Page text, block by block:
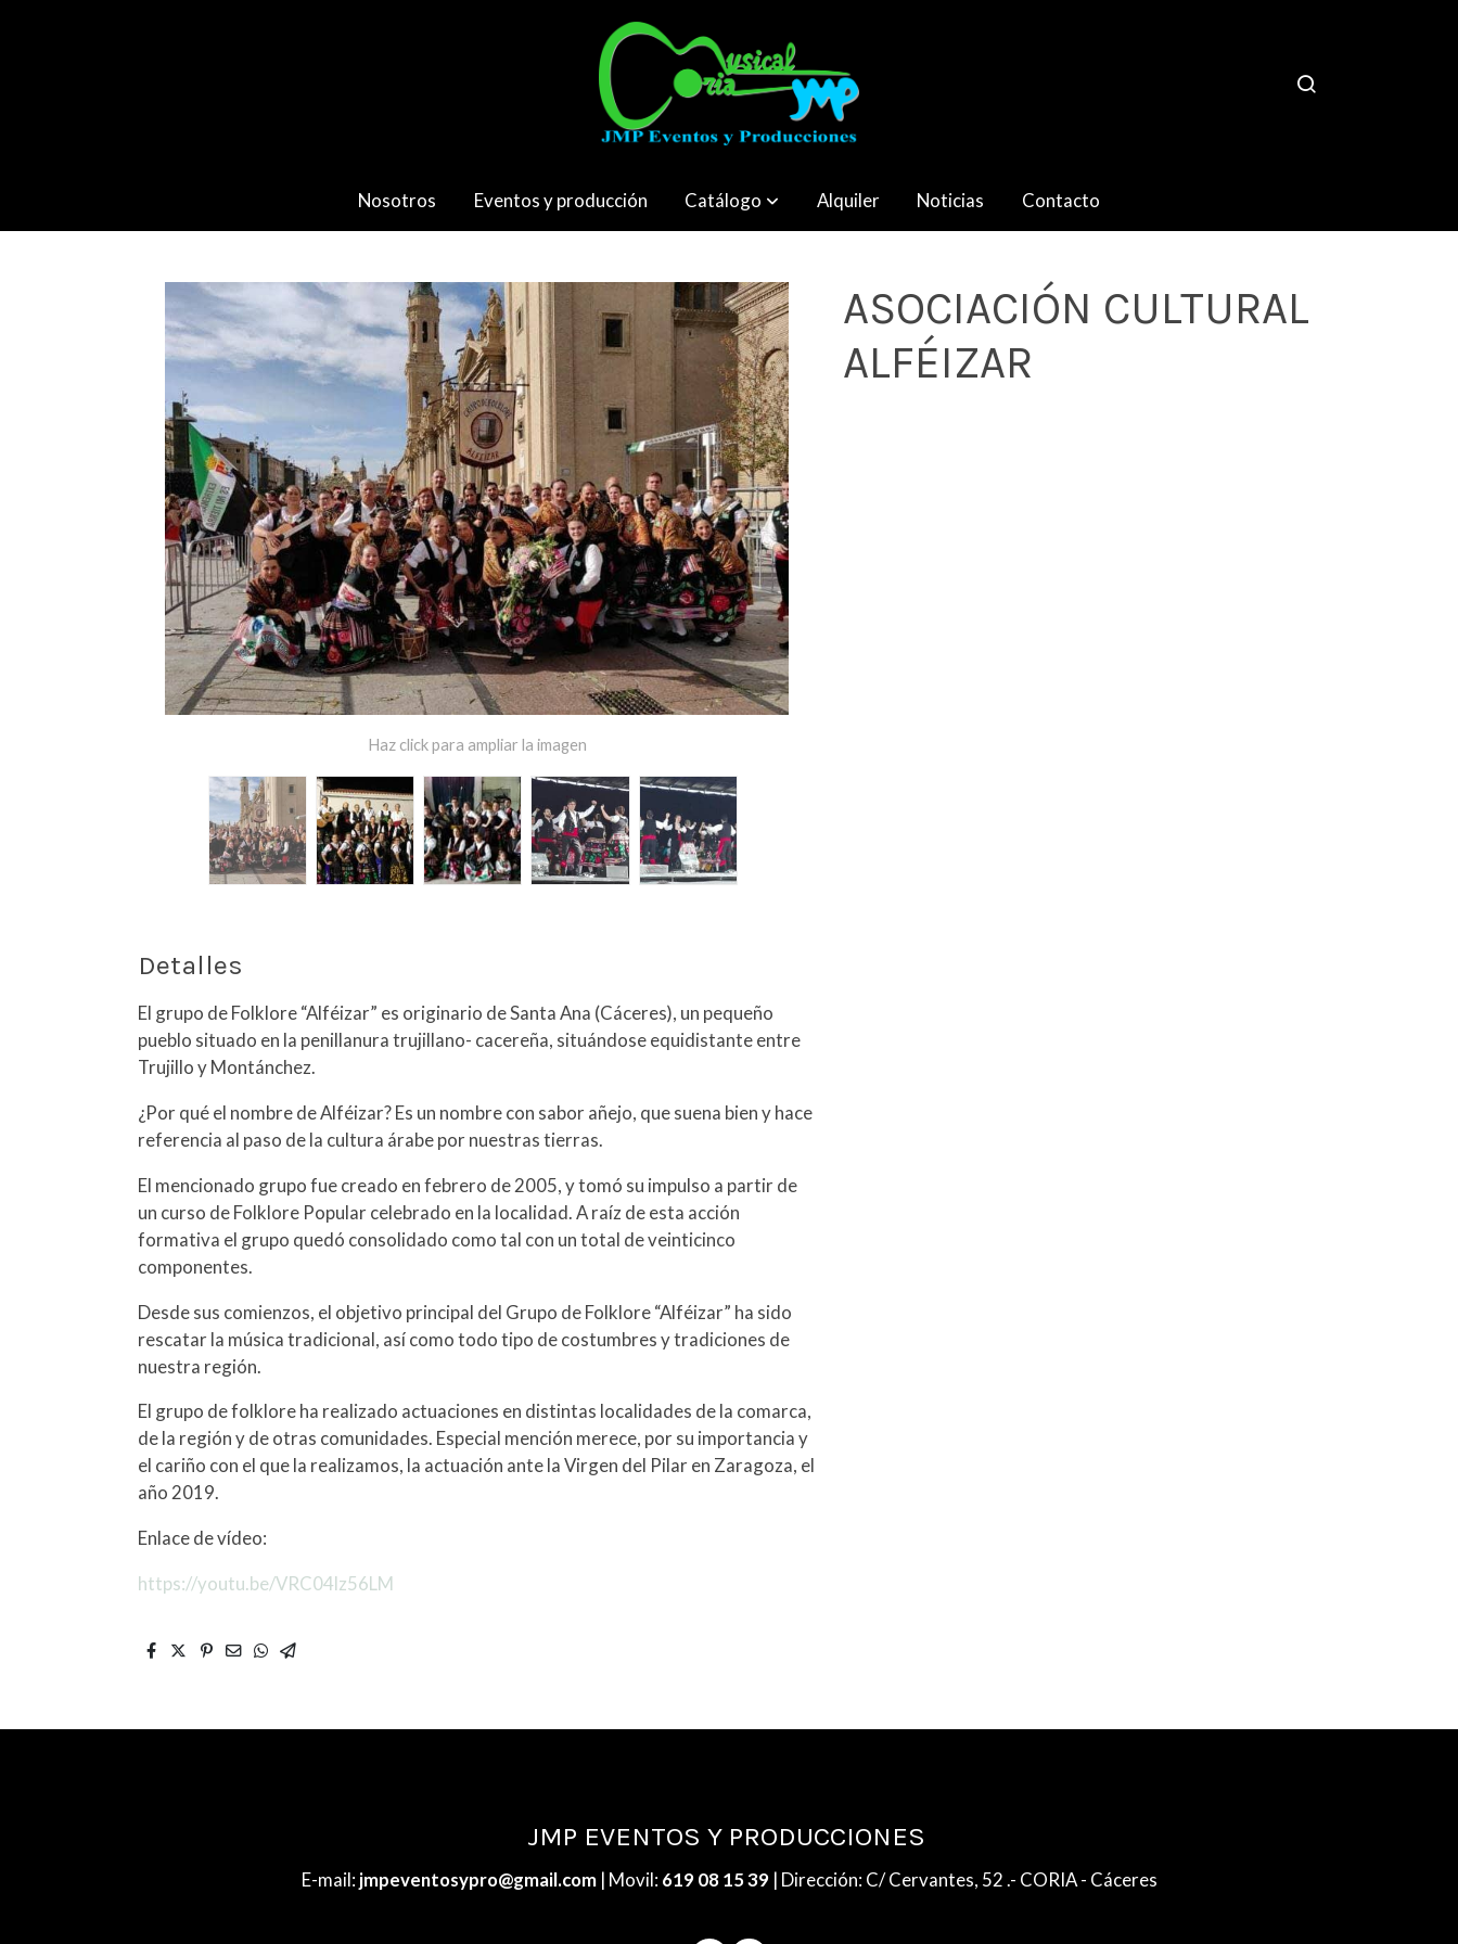
Nosotros Eventos y producción Catálogo Alquiler Noticias Contacto
ASOCIACIÓN CULTURAL ALFÉIZAR
Haz click para ampliar la imagen
Detalles
El grupo de Folklore “Alféizar” es originario de Santa Ana (Cáceres), un pequeño
pueblo situado en la penillanura trujillano- cacereña, situándose equidistante entre
Trujillo y Montánchez.
¿Por qué el nombre de Alféizar? Es un nombre con sabor añejo, que suena bien y hace
referencia al paso de la cultura árabe por nuestras tierras.
El mencionado grupo fue creado en febrero de 2005, y tomó su impulso a partir de
un curso de Folklore Popular celebrado en la localidad. A raíz de esta acción
formativa el grupo quedó consolidado como tal con un total de veinticinco
componentes.
Desde sus comienzos, el objetivo principal del Grupo de Folklore “Alféizar” ha sido
rescatar la música tradicional, así como todo tipo de costumbres y tradiciones de
nuestra región.
El grupo de folklore ha realizado actuaciones en distintas localidades de la comarca,
de la región y de otras comunidades. Especial mención merece, por su importancia y
el cariño con el que la realizamos, la actuación ante la Virgen del Pilar en Zaragoza, el
año 2019.
Enlace de vídeo:
https://youtu.be/VRC04lz56LM
ASOCIACIÓN CULTURAL
ALFÉIZAR
JMP EVENTOS Y PRODUCCIONES
E-mail: jmpeventosypro@gmail.com | Movil: 619 08 15 39| Dirección: C/ Cervantes, 52 .- CORIA - Cáceres